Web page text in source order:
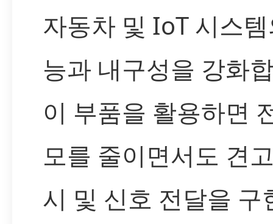
자동차 및 IoT 시스
능과 내구성을 강화
이 부품을 활용하면
모를 줄이면서도 견
시 및 신호 전달을 구